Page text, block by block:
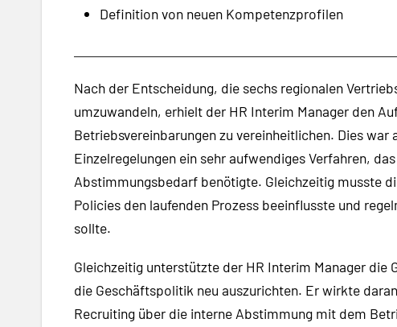
Definition von neuen Kompetenzprofilen
Nach der Entscheidung, die sechs regionalen
umzuwandeln, erhielt der HR Interim Manager den
Betriebsvereinbarungen zu vereinheitlichen. Dies
Einzelregelungen ein sehr aufwendiges Verfahren,
Abstimmungsbedarf benötigte. Gleichzeitig musste
Policies den laufenden Prozess beeinflusste und
sollte.
Gleichzeitig unterstützte der HR Interim Manager die
die Geschäftspolitik neu auszurichten. Er wirkte
Recruiting über die interne Abstimmung mit dem